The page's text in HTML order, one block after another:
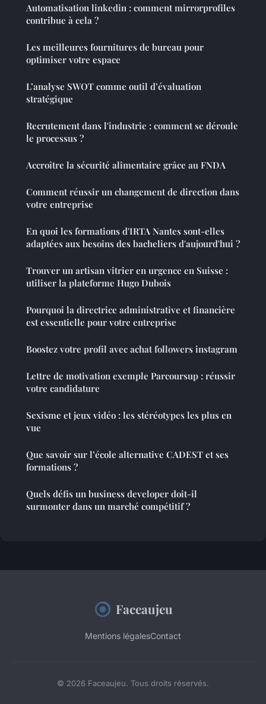
Automatisation linkedin : comment mirrorprofiles
contribue à cela ?
Les meilleures fournitures de bureau pour
optimiser votre espace
L’analyse SWOT comme outil d’évaluation
stratégique
Recrutement dans l'industrie : comment se déroule
le processus ?
Accroître la sécurité alimentaire grâce au FNDA
Comment réussir un changement de direction dans
votre entreprise
En quoi les formations d'IRTA Nantes sont-elles
adaptées aux besoins des bacheliers d'aujourd'hui ?
Trouver un artisan vitrier en urgence en Suisse :
utiliser la plateforme Hugo Dubois
Pourquoi la directrice administrative et financière
est essentielle pour votre entreprise
Boostez votre profil avec achat followers instagram
Lettre de motivation exemple Parcoursup : réussir
votre candidature
Sexisme et jeux vidéo : les stéréotypes les plus en
vue
Que savoir sur l’école alternative CADEST et ses
formations ?
Quels défis un business developer doit-il
surmonter dans un marché compétitif ?
Faceaujeu
Mentions légalesContact
© 2026 Faceaujeu. Tous droits réservés.